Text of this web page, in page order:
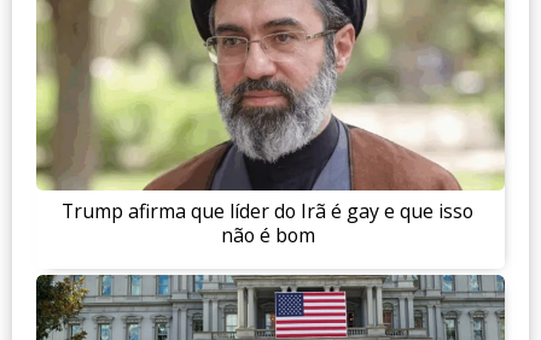
Trump afirma que líder do Irã é gay e que isso
não é bom